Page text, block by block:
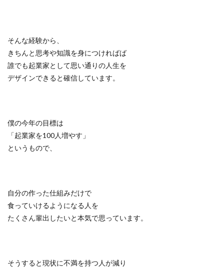
そんな経験から、
きちんと思考や知識を身につければば
誰でも起業家として思い通りの人生を
デザインできると確信しています。
僕の今年の目標は
「起業家を100人増やす」
というもので、
自分の作った仕組みだけで
食っていけるようになる人を
たくさん輩出したいと本気で思っています。
そうすると現状に不満を持つ人が減り